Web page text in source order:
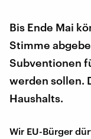
Bis Ende Mai
Stimme
Subventionen
werden sollen.
Haushalts.
Wir EU-Bürger